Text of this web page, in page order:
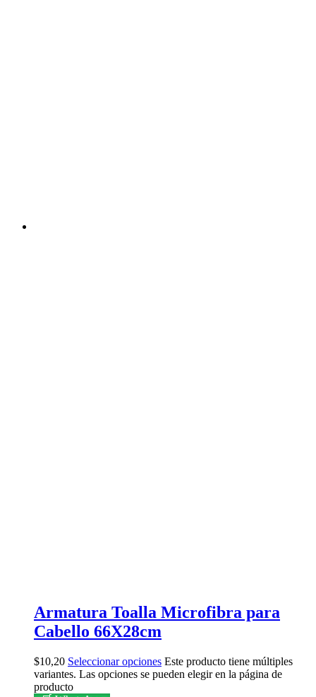
Armatura Toalla Microfibra para
Cabello 66X28cm
$10,20 Seleccionar opciones Este producto tiene múltiples
variantes. Las opciones se pueden elegir en la página de
producto